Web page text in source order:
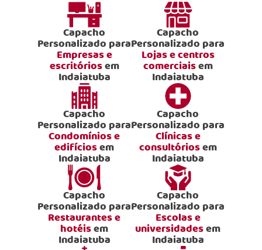
Capacho
Personalizado para
Empresas e
escritóriosem
Indaiatuba
Capacho
Personalizado para
Lojas e centros
comerciaisem
Indaiatuba
Capacho
Personalizado para
Condomínios e
edifíciosem
Indaiatuba
Capacho
Personalizado para
Clínicas e
consultóriosem
Indaiatuba
Capacho
Personalizado para
Restaurantes e
hotéisem
Indaiatuba
Capacho
Personalizado para
Escolas e
universidadesem
Indaiatuba